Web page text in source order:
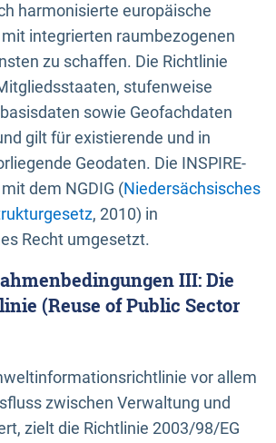
harmonisierte europäische
integrierten raumbezogenen
zu schaffen. Die Richtlinie
stufenweise
sowie Geofachdaten
gilt für existierende und in
Geodaten. Die INSPIRE-
dem NGDIG (Niedersächsisches
, 2010) in
Recht umgesetzt.
III: Die
(Reuse of Public Sector
vor allem
zwischen Verwaltung und
zielt die Richtlinie 2003/98/EG